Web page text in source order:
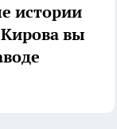
истории
вы